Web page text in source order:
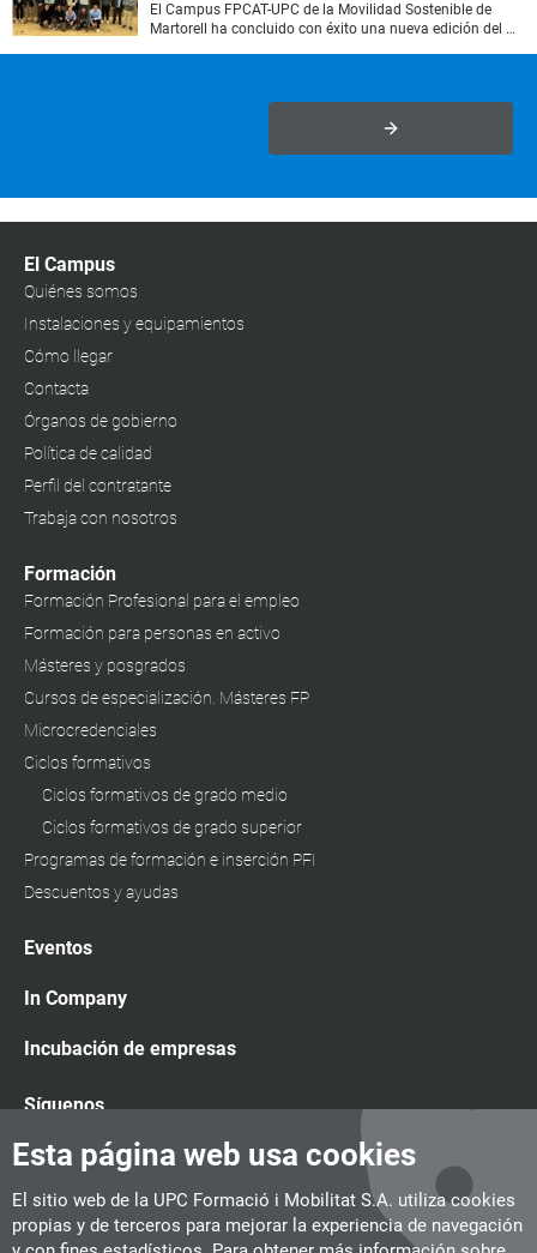
Esta página web usa cookies
El sitio web de la UPC Formació i Mobilitat S.A. utiliza cookies
propias y de terceros para mejorar la experiencia de navegación
El Campus FPCAT-UPC de la Movilidad Sostenible de
Martorell ha concluido con éxito una nueva edición del máster Carrocería y materiales de automoción. CARMAT con la presentación de los Trabajos Finales de Máster (TFM) . Después de un año de mucho trabajo y dedicación, los alumnos tuvieron que afrontar la defensa de sus proyectos centrados en distintos aspectos de la carrocería de un coche frente al tribunal especializado. Los estudiantes del CARMAT estaban divididos en dos grupos con los siguientes proyectos: Refuerzo Mantante B , de los alumnos Sergi Arnau, Nadia Cuxart, Sergio Díaz, Joan Folch, Jon Hueso y Raúl Pedrosa. Revestimiento Montante B , de los alumnos Alejandro Ávila, Alexander Bender, Daniel Búrdalo, José Luís Escobar, Eugeni Jiménez y Enric Presas [caption id="attachment_747" align="aligncenter" width="2160"] [/caption] El jurado, formado por profesionales y expertos en el sector de la automoción, estuvo integrado por Jaume Sabaté , director del Departamento de Cálculo Btech; José Manuel Barrios , responsable de Digitalización y Soluciones Applus+ IDIADA, y José Peña Martínez , responsable de Structure Car Body & Closures de SEAT. El acto de clausura se celebró este miércoles en el auditorio y empezó con la bienvenida de los asistentes y estudiantes por parte de los responsables del Campus FPCAT-UPC de la Movilidad Sostenible . Acto seguido, fue el turno del Head Vehicle Safety de SEAT, Javier Luzón , quien se encargaron de presentar a los miembros del tribunal y de dar paso a las presentaciones de los TFM de los estudiantes. El encargado de cerrar el acto fue el Head Of Exterior Development de SEAT, Glen Preibisch , quien, entre otras cuestiones, hizo mención a su pasado como exalumno del máster CARMAT. Tras la fotografía de familia, todos los presentes en el acto dieron por finalizada la jornada con una sesión de networking y copa de cava en la cafetería. Desde el centro queremos dar la enhorabuena a todos los estudiantes por el trabajo realizado y desearles muchos logros futuros. Nueva edición en septiembre La nueva edición del máster empezará el próximo mes de octubre, bajo la dirección académica de Lluc Canals , profesor agregado del Departamento de Ingeniería de Proyectos y de la Construcción de la UPC, y del propi o Javier Luzón . Puede consultar toda la información en el enlace del máster CARMAT.
El Campus
Quiénes somos
Instalaciones y equipamientos
Cómo llegar
Contacta
Órganos de gobierno
Política de calidad
Perfil del contratante
Trabaja con nosotros
Formación
Formación Profesional para el empleo
Formación para personas en activo
Másteres y posgrados
Cursos de especialización. Másteres FP
Microcredenciales
Ciclos formativos
Ciclos formativos de grado medio
Ciclos formativos de grado superior
Programas de formación e inserción PFI
Descuentos y ayudas
Eventos
In Company
Incubación de empresas
Síguenos